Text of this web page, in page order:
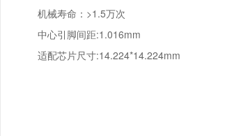
机械寿命：>1.5万次
中心引脚间距:1.016mm
适配芯片尺寸:14.224*14.224mm